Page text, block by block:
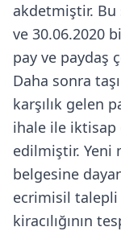
akdetmiştir. Bu
ve 30.06.2020
pay ve paydaş
Daha sonra
karşılık gelen
ihale ile iktisap
edilmiştir. Yeni
belgesine
ecrimisil talepli
kiracılığının